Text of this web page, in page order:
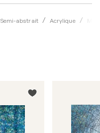
Semi-abstrait Acrylique